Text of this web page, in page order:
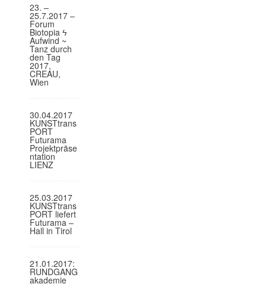
23. –
25.7.2017 –
Forum
Biotopia ϟ
Aufwind ~
Tanz durch
den Tag
2017,
CREAU,
Wien
30.04.2017
KUNSTtrans
PORT
Futurama
Projektpräse
ntation
LIENZ
25.03.2017
KUNSTtrans
PORT liefert
Futurama –
Hall in Tirol
21.01.2017:
RUNDGANG
akademie